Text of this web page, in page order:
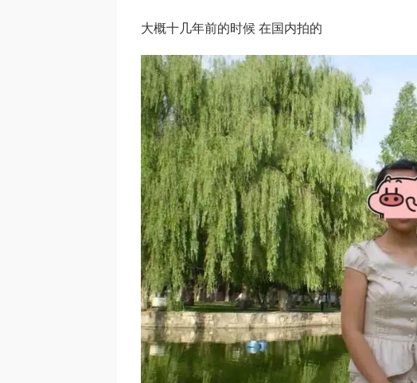
大概十几年前的时候 在国内拍的